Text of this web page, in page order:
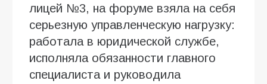
лицей №3, на форуме взяла на себя
серьезную управленческую нагрузку:
работала в юридической службе,
исполняла обязанности главного
специалиста и руководила